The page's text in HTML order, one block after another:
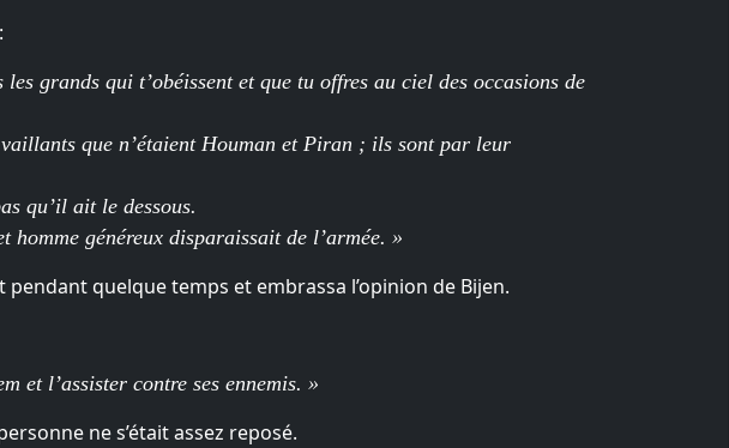
grands qui t’obéissent et que tu offres au ciel des occasions de
que n’étaient Houman et Piran ; ils sont par leur
qu’il ait le dessous.
homme généreux disparaissait de l’armée. »
quelque temps et embrassa l’opinion de Bijen.
et l’assister contre ses ennemis. »
ne s’était assez reposé.